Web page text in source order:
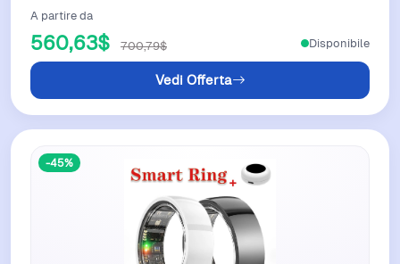
A partire da
560,63$ 700,79$
Vedi Offerta
Disponibile
-45%